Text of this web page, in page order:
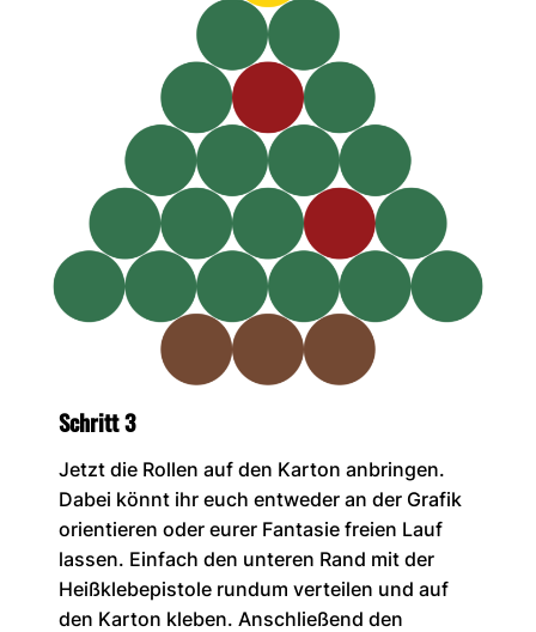
Schritt 3
Jetzt die Rollen auf den Karton anbringen.
Dabei könnt ihr euch entweder an der Grafik
orientieren oder eurer Fantasie freien Lauf
lassen. Einfach den unteren Rand mit der
Heißklebepistole rundum verteilen und auf
den Karton kleben. Anschließend den